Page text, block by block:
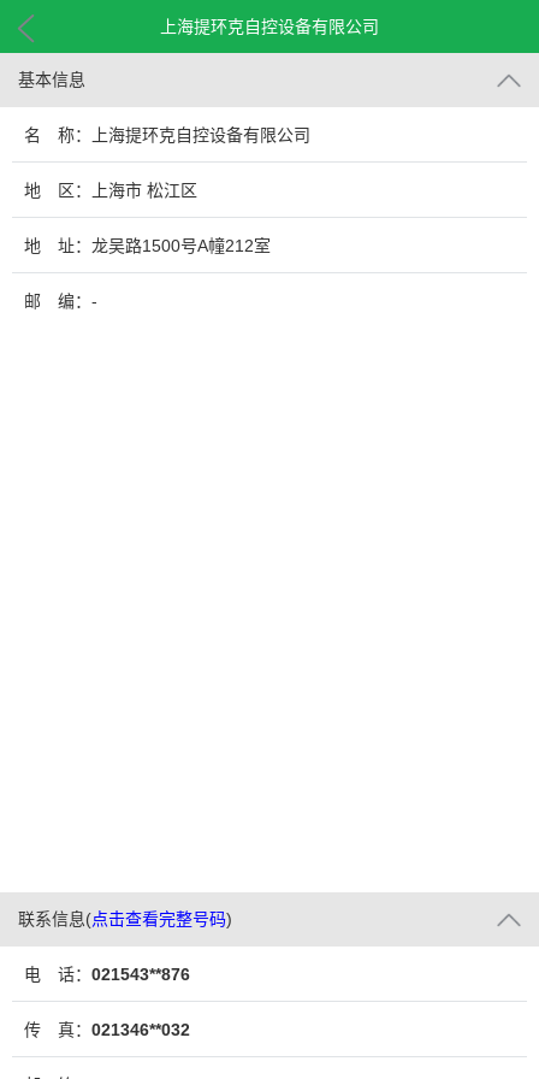
上海提环克自控设备有限公司
基本信息
名 称：上海提环克自控设备有限公司
地 区：上海市 松江区
地 址：龙吴路1500号A幢212室
邮 编：-
联系信息(点击查看完整号码)
电 话： 021543**876
传 真： 021346**032